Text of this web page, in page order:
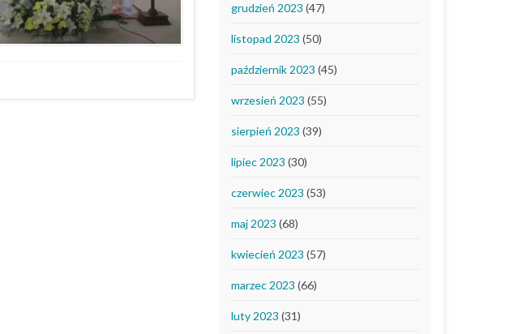
grudzień 2023 (47)
listopad 2023 (50)
październik 2023 (45)
wrzesień 2023 (55)
sierpień 2023 (39)
lipiec 2023 (30)
czerwiec 2023 (53)
maj 2023 (68)
kwiecień 2023 (57)
marzec 2023 (66)
luty 2023 (31)